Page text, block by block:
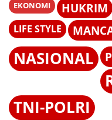
EKONOMI HUKRIM
LIFE STYLE
NASIONAL
TNI-POLRI